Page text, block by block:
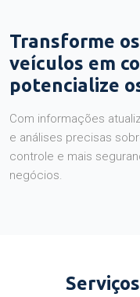
Transforme
veículos em
potencialize
Com informações
e análises precisas
controle e mais
negócios.